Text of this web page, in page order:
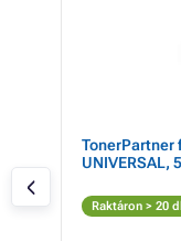
TonerPartner
UNIVERSAL,
Raktáron > 20